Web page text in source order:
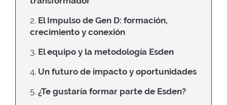
2. El Impulso de Gen D: formación,
crecimiento y conexión
3. El equipo y la metodología Esden
4. Un futuro de impacto y oportunidades
5. ¿Te gustaría formar parte de Esden?